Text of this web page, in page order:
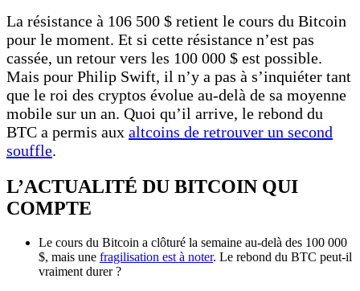
La résistance à 106 500 $ retient le cours du Bitcoin
pour le moment. Et si cette résistance n’est pas
cassée, un retour vers les 100 000 $ est possible.
Mais pour Philip Swift, il n’y a pas à s’inquiéter tant
que le roi des cryptos évolue au-delà de sa moyenne
mobile sur un an. Quoi qu’il arrive, le rebond du
BTC a permis aux altcoins de retrouver un second
souffle.
L’ACTUALITÉ DU BITCOIN QUI
COMPTE
Le cours du Bitcoin a clôturé la semaine au-delà des 100 000
$, mais une fragilisation est à noter. Le rebond du BTC peut-il
vraiment durer ?